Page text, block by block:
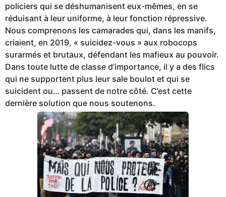
policiers qui se déshumanisent eux-mêmes, en se
réduisant à leur uniforme, à leur fonction répressive.
Nous comprenons les camarades qui, dans les manifs,
criaient, en 2019, « suicidez-vous » aux robocops
surarmés et brutaux, défendant les mafieux au pouvoir.
Dans toute lutte de classe d’importance, il y a des flics
qui ne supportent plus leur sale boulot et qui se
suicident ou… passent de notre côté. C’est cette
dernière solution que nous soutenons.